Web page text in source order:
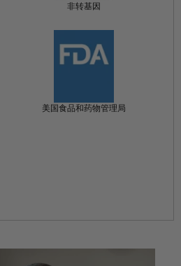
非转基因
美国食品和药物管理局